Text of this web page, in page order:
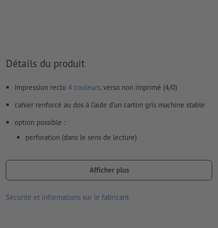
Détails du produit
Impression recto 4 couleurs, verso non imprimé (4/0)
cahier renforcé au dos à l’aide d’un carton gris machine stable
option possible :
perforation (dans le sens de lecture)
la perforation en option est réalisée conformément
les produits imprimés sur du papier recyclé sont neutres pour le
Afficher plus
Sécurité et informations sur le fabricant